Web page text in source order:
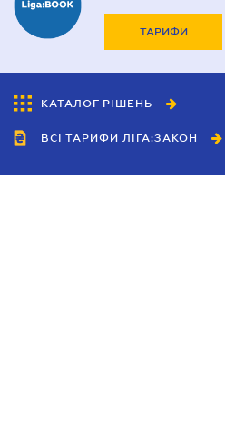
ТАРИФИ
КАТАЛОГ РІШЕНЬ
ВСІ ТАРИФИ ЛІГА:ЗАКОН